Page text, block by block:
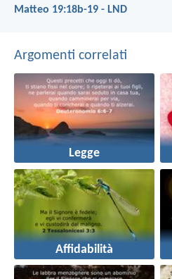
Matteo 19:18b-19 - LND
Argomenti correlati
Legge
Affidabilità